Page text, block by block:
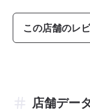
この店舗のレ
店舗デー